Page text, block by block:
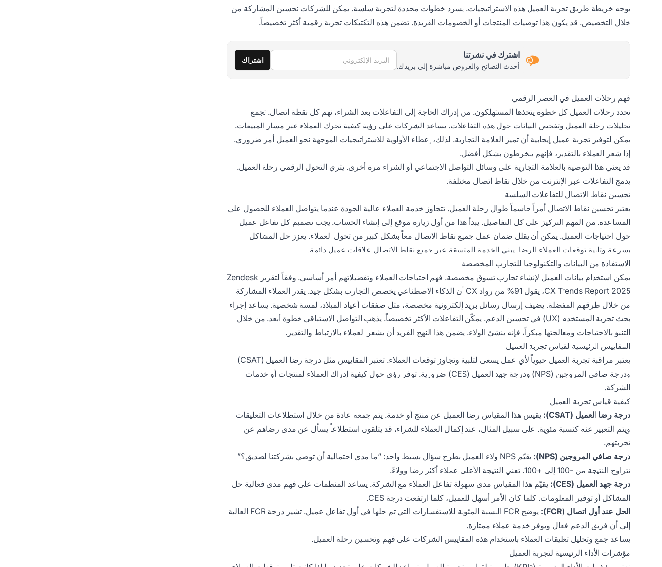
يوجه خريطة طريق تجربة العميل هذه الاستراتيجيات. يسرد خطوات محددة لتجربة سلسة. يمكن للشركات تحسين المشاركة من
خلال التخصيص. قد يكون هذا توصيات المنتجات أو الخصومات الفريدة. تضمن هذه التكتيكات تجربة رقمية أكثر تخصيصاً.
اشترك في نشرتنا
أحدث النصائح والعروض مباشرة إلى بريدك.
البريد الإلكتروني اشتراك
فهم رحلات العميل في العصر الرقمي
تحدد رحلات العميل كل خطوة يتخذها المستهلكون. من إدراك الحاجة إلى التفاعلات بعد الشراء، تهم كل نقطة اتصال. تجمع
تحليلات رحلة العميل وتفحص البيانات حول هذه التفاعلات. يساعد الشركات على رؤية كيفية تحرك العملاء عبر مسار المبيعات.
يمكن لتوفير تجربة عميل إيجابية أن تميز العلامة التجارية. لذلك، إعطاء الأولوية للاستراتيجيات الموجهة نحو العميل أمر ضروري.
إذا شعر العملاء بالتقدير، فإنهم ينخرطون بشكل أفضل.
قد يعني هذا التوصية بالعلامة التجارية على وسائل التواصل الاجتماعي أو الشراء مرة أخرى. يثري التحول الرقمي رحلة العميل.
يدمج التفاعلات عبر الإنترنت من خلال نقاط اتصال مختلفة.
تحسين نقاط الاتصال للتفاعلات السلسة
يعتبر تحسين نقاط الاتصال أمراً حاسماً طوال رحلة العميل. تتجاوز خدمة العملاء عالية الجودة عندما يتواصل العملاء للحصول على
المساعدة. من المهم التركيز على كل التفاصيل. يبدأ هذا من أول زيارة موقع إلى إنشاء الحساب. يجب تصميم كل تفاعل عميل
حول احتياجات العميل. يمكن أن يقلل ضمان عمل جميع نقاط الاتصال معاً بشكل كبير من تحول العملاء. يعزز حل المشاكل
بسرعة وتلبية توقعات العملاء الرضا. يبني الخدمة المتسقة عبر جميع نقاط الاتصال علاقات عميل دائمة.
الاستفادة من البيانات والتكنولوجيا للتجارب المخصصة
يمكن استخدام بيانات العميل لإنشاء تجارب تسوق مخصصة. فهم احتياجات العملاء وتفضيلاتهم أمر أساسي. وفقاً لتقرير Zendesk
CX Trends Report 2025، يقول 91% من رواد CX أن الذكاء الاصطناعي يخصص التجارب بشكل جيد. يقدر العملاء المشاركة
من خلال طرقهم المفضلة. يضيف إرسال رسائل بريد إلكترونية مخصصة، مثل صفقات أعياد الميلاد، لمسة شخصية. يساعد إجراء
بحث تجربة المستخدم (UX) في تحسين الدعم. يمكّن التفاعلات الأكثر تخصيصاً. يذهب التواصل الاستباقي خطوة أبعد. من خلال
التنبؤ بالاحتياجات ومعالجتها مبكراً، فإنه ينشئ الولاء. يضمن هذا النهج الفريد أن يشعر العملاء بالارتباط والتقدير.
المقاييس الرئيسية لقياس تجربة العميل
يعتبر مراقبة تجربة العميل حيوياً لأي عمل يسعى لتلبية وتجاوز توقعات العملاء. تعتبر المقاييس مثل درجة رضا العميل (CSAT)
ودرجة صافي المروجين (NPS) ودرجة جهد العميل (CES) ضرورية. توفر رؤى حول كيفية إدراك العملاء لمنتجات أو خدمات
الشركة.
كيفية قياس تجربة العميل
درجة رضا العميل (CSAT):
يقيس هذا المقياس رضا العميل عن منتج أو خدمة. يتم جمعه عادة من خلال استطلاعات التعليقات
ويتم التعبير عنه كنسبة مئوية. على سبيل المثال، عند إكمال العملاء للشراء، قد يتلقون استطلاعاً يسأل عن مدى رضاهم عن
تجربتهم.
درجة صافي المروجين (NPS):
يقيّم NPS ولاء العميل بطرح سؤال بسيط واحد: “ما مدى احتمالية أن توصي بشركتنا لصديق؟”
تتراوح النتيجة من -100 إلى +100. تعني النتيجة الأعلى عملاء أكثر رضا وولاءً.
درجة جهد العميل (CES):
يقيّم هذا المقياس مدى سهولة تفاعل العملاء مع الشركة. يساعد المنظمات على فهم مدى فعالية حل
المشاكل أو توفير المعلومات. كلما كان الأمر أسهل للعميل، كلما ارتفعت درجة CES.
الحل عند أول اتصال (FCR):
يوضح FCR النسبة المئوية للاستفسارات التي تم حلها في أول تفاعل عميل. تشير درجة FCR العالية
إلى أن فريق الدعم فعال ويوفر خدمة عملاء ممتازة.
يساعد جمع وتحليل تعليقات العملاء باستخدام هذه المقاييس الشركات على فهم وتحسين رحلة العميل.
مؤشرات الأداء الرئيسية لتجربة العميل